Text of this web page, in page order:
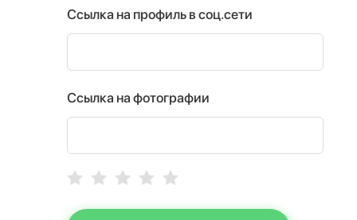
Ссылка на профиль в соц.сети
Ссылка на фотографии